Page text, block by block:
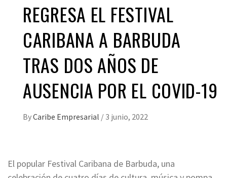
REGRESA EL FESTIVAL
CARIBANA A BARBUDA
TRAS DOS AÑOS DE
AUSENCIA POR EL COVID-19
ByCaribe Empresarial / 3 junio, 2022
El popular Festival Caribana de Barbuda, una